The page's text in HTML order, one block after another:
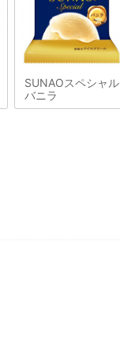
SUNAOスペシャル
バニラ